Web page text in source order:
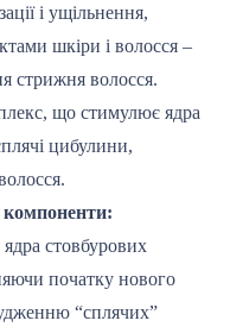
і ущільнення,
шкіри і волосся –
стрижня волосся.
що стимулює ядра
цибулини,
компоненти:
стовбурових
початку нового
“сплячих”